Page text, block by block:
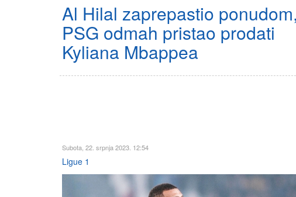
Al Hilal zaprepastio ponudom,
PSG odmah pristao prodati
Kyliana Mbappea
Subota, 22. srpnja 2023. 12:54
Ligue 1